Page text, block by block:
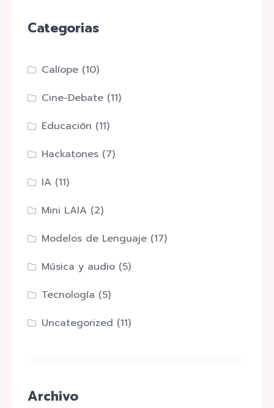
Categorias
Calíope (10)
Cine-Debate (11)
Educación (11)
Hackatones (7)
IA (11)
Mini LAIA (2)
Modelos de Lenguaje (17)
Música y audio (5)
Tecnología (5)
Uncategorized (11)
Archivo